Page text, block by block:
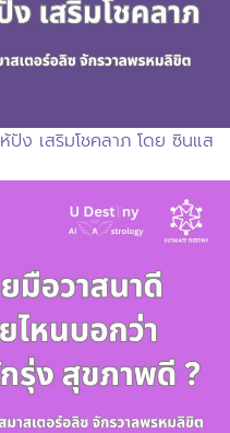
ปัง เสริมโชคลาภ โดย ซินแส